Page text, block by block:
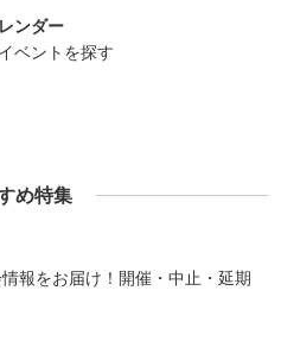
ンダー
ベントを探す
め特集
報をお届け！開催・中止・延期